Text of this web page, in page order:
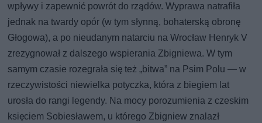
wpływy i zapewnić powrót do rządów. Wyprawa natrafiła
jednak na twardy opór (w tym słynną, bohaterską obronę
Głogowa), a po nieudanym natarciu na Wrocław Henryk V
zrezygnował z dalszego wspierania Zbigniewa. W tym
samym czasie rozegrała się też „bitwa” na Psim Polu — w
rzeczywistości niewielka potyczka, która z biegiem lat
urosła do rangi legendy. Na mocy porozumienia z czeskim
księciem Sobiesławem, u którego Zbigniew znalazł